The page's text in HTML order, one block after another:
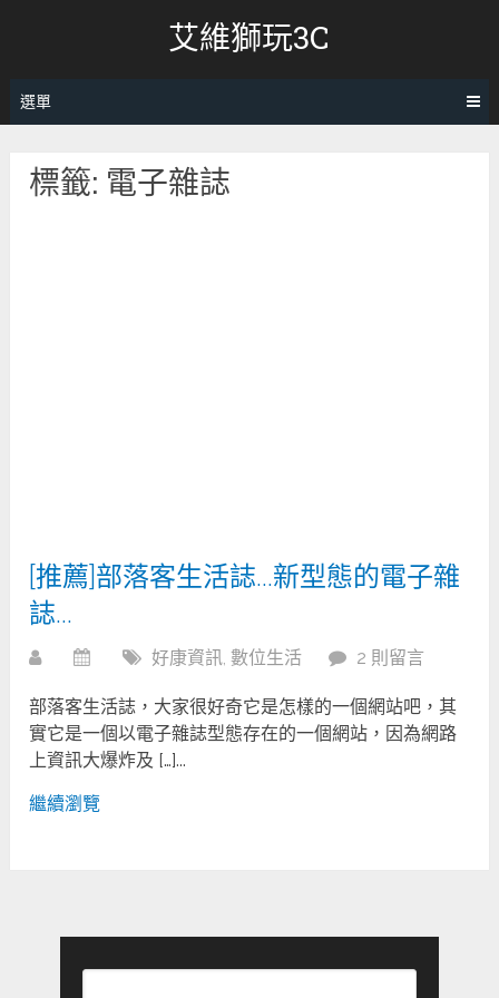
艾維獅玩3C
選單
標籤: 電子雜誌
[推薦]部落客生活誌…新型態的電子雜
誌…
好康資訊,數位生活 2 則留言
部落客生活誌，大家很好奇它是怎樣的一個網站吧，其
實它是一個以電子雜誌型態存在的一個網站，因為網路
上資訊大爆炸及 […]...
繼續瀏覽